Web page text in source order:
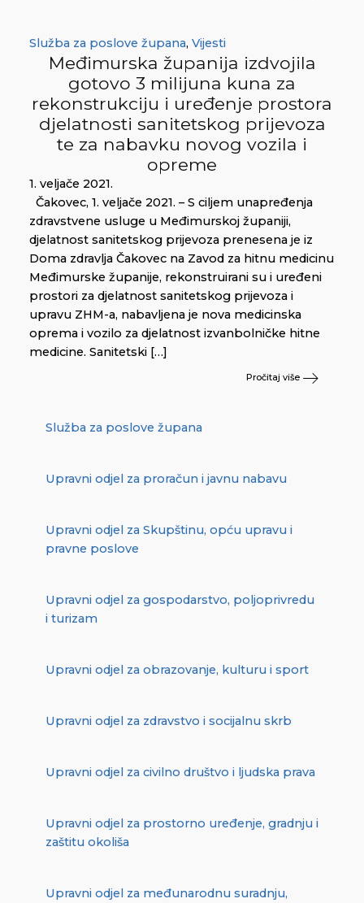
Služba za poslove župana, Vijesti
Međimurska županija izdvojila
gotovo 3 milijuna kuna za
rekonstrukciju i uređenje prostora
djelatnosti sanitetskog prijevoza
te za nabavku novog vozila i
opreme
1. veljače 2021.
Čakovec, 1. veljače 2021. – S ciljem unapređenja
zdravstvene usluge u Međimurskoj županiji,
djelatnost sanitetskog prijevoza prenesena je iz
Doma zdravlja Čakovec na Zavod za hitnu medicinu
Međimurske županije, rekonstruirani su i uređeni
prostori za djelatnost sanitetskog prijevoza i
upravu ZHM-a, nabavljena je nova medicinska
oprema i vozilo za djelatnost izvanbolničke hitne
medicine. Sanitetski […]
Pročitaj više
Služba za poslove župana
Upravni odjel za proračun i javnu nabavu
Upravni odjel za Skupštinu, opću upravu i
pravne poslove
Upravni odjel za gospodarstvo, poljoprivredu
i turizam
Upravni odjel za obrazovanje, kulturu i sport
Upravni odjel za zdravstvo i socijalnu skrb
Upravni odjel za civilno društvo i ljudska prava
Upravni odjel za prostorno uređenje, gradnju i
zaštitu okoliša
Upravni odjel za međunarodnu suradnju,